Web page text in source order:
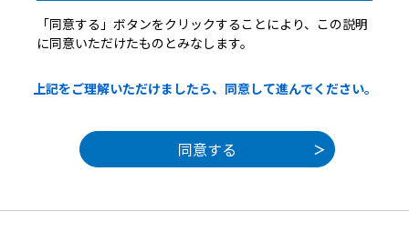
２ 利用規約の同意
本システムを利用して申請・届出等手続を
行うためには、この規約に同意することが必
ステムのサービスを提供します。本システム
を利用した方は、この規約に同意したものと
「同意する」ボタンをクリックすることにより、この説明
に同意いただけたものとみなします。
上記をご理解いただけましたら、同意して進んでください。